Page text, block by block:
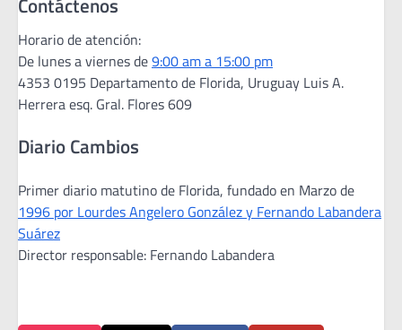
Horario de atención:
De lunes a viernes de9:00 am a 15:00 pm
4353 0195 Departamento de Florida, Uruguay Luis A.
Herrera esq. Gral. Flores 609
Diario Cambios
Primer diario matutino de Florida, fundado en Marzo de
1996 por Lourdes Angelero González y Fernando Labandera
Suárez
Director responsable: Fernando Labandera